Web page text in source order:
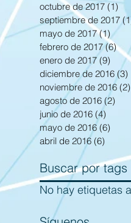
octubre de 2017 (1)1
septiembre de 2017
mayo de 2017 (1)1
febrero de 2017 (6)6
enero de 2017 (9) 9
diciembre de 2016 (3)
noviembre de 2016 (2)
agosto de 2016 (2)
junio de 2016 (4)
mayo de 2016 (6)
abril de 2016 (6)
Buscar por tags
No hay etiquetas